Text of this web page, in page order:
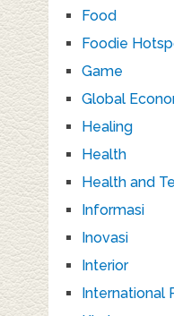
Food
Foodie
Game
Global
Healing
Health
Health and
Informasi
Inovasi
Interior
International